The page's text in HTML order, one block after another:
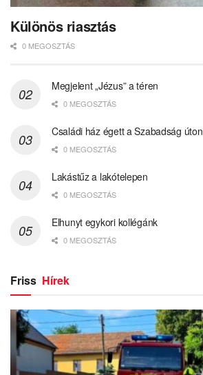
Különös riasztás
0 MEGOSZTÁS
Megjelent „Jézus” a téren
0 MEGOSZTÁS
Családi ház égett a Szabadság úton
0 MEGOSZTÁS
Lakástűz a lakótelepen
0 MEGOSZTÁS
Elhunyt egykori kollégánk
0 MEGOSZTÁS
Friss Hírek